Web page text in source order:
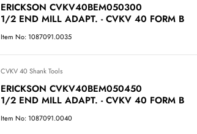
ERICKSON CVKV40BEM050300
1/2 END MILL ADAPT. - CVKV 40 FORM B
Item No: 1087091.0035
CVKV 40 Shank Tools
ERICKSON CVKV40BEM050450
1/2 END MILL ADAPT. - CVKV 40 FORM B
Item No: 1087091.0040